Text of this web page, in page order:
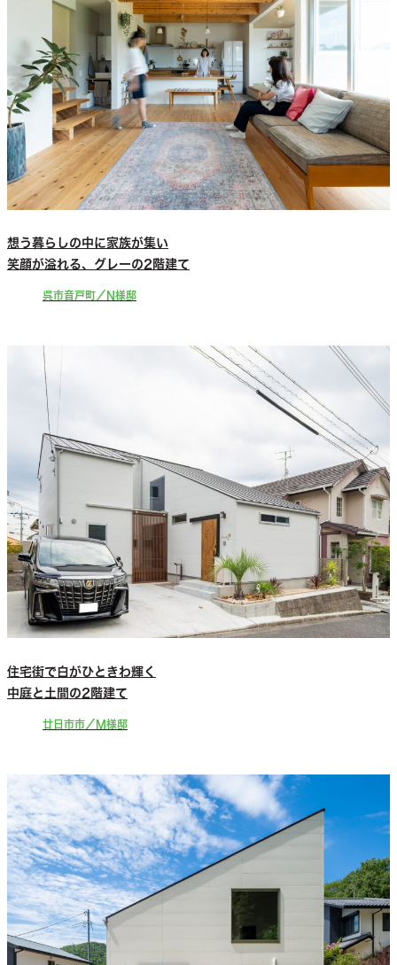
想う暮らしの中に家族が集い
笑顔が溢れる、グレーの2階建て
呉市音戸町／N様邸
住宅街で白がひときわ輝く
中庭と土間の2階建て
廿日市市／M様邸